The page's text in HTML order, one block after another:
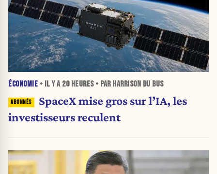
ÉCONOMIE • IL Y A 20 HEURES• PAR HARRISON DU BUS
SpaceX mise gros sur l’IA, les
investisseurs reculent